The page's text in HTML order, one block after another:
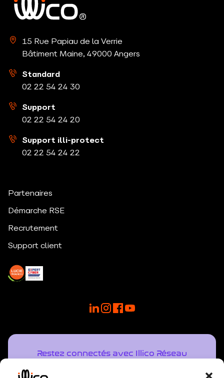
15 Rue Papiau de la Verrie
Bâtiment Maine, 49000 Angers
Standard
02 22 54 24 30
Support
02 22 54 24 20
Support illi-protect
02 22 54 24 22
Partenaires
Démarche RSE
Recrutement
Support client
Restez connectés avec Illico Réseau